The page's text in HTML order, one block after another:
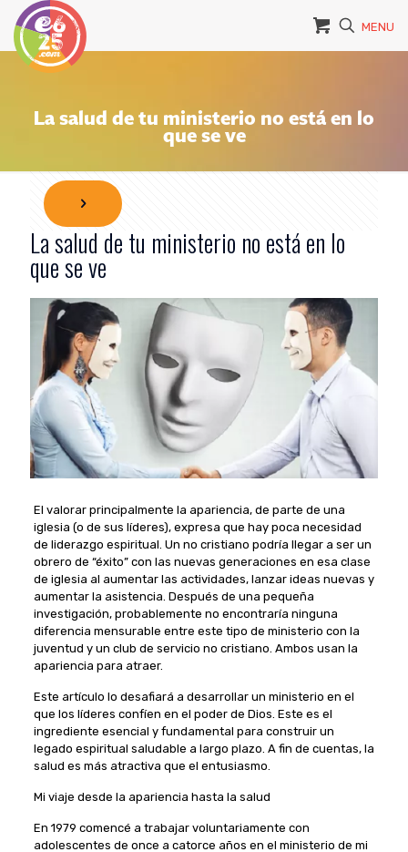
MENU
La salud de tu ministerio no está en lo
que se ve
La salud de tu ministerio no está en lo
que se ve
El valorar principalmente la apariencia, de parte de una
iglesia (o de sus líderes), expresa que hay poca necesidad
de liderazgo espiritual. Un no cristiano podría llegar a ser un
obrero de “éxito” con las nuevas generaciones en esa clase
de iglesia al aumentar las actividades, lanzar ideas nuevas y
aumentar la asistencia. Después de una pequeña
investigación, probablemente no encontraría ninguna
diferencia mensurable entre este tipo de ministerio con la
juventud y un club de servicio no cristiano. Ambos usan la
apariencia para atraer.
Este artículo lo desafiará a desarrollar un ministerio en el
que los líderes confíen en el poder de Dios. Este es el
ingrediente esencial y fundamental para construir un
legado espiritual saludable a largo plazo. A fin de cuentas, la
salud es más atractiva que el entusiasmo.
Mi viaje desde la apariencia hasta la salud
En 1979 comencé a trabajar voluntariamente con
adolescentes de once a catorce años en el ministerio de mi